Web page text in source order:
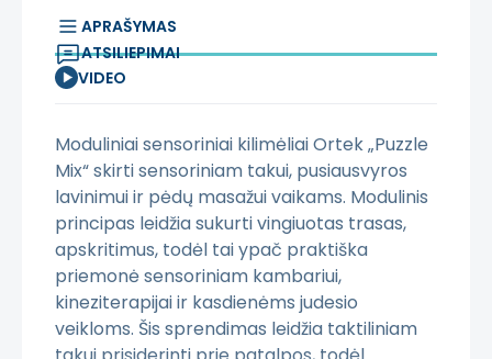
APRAŠYMAS
ATSILIEPIMAI
VIDEO
Moduliniai sensoriniai kilimėliai Ortek „Puzzle
Mix“ skirti sensoriniam takui, pusiausvyros
lavinimui ir pėdų masažui vaikams. Modulinis
principas leidžia sukurti vingiuotas trasas,
apskritimus, todėl tai ypač praktiška
priemonė sensoriniam kambariui,
kineziterapijai ir kasdienėms judesio
veikloms. Šis sprendimas leidžia taktiliniam